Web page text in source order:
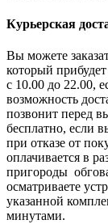
Курьерская
Вы можете
который
с 10.00 до 22.00,
возможность
позвонит перед
бесплатно, если
при отказе от
оплачивается в
пригороды
осматриваете
указанной
минутами.